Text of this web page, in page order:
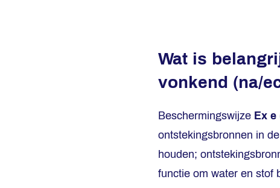
Wat is
vonkend (na/
Beschermingswijze Ex
ontstekingsbronnen in
houden;
functie om water en stof